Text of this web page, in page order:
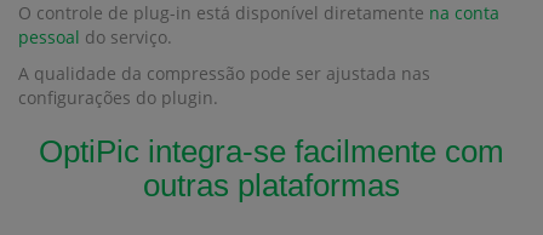
O controle de plug-in está disponível diretamente na conta
pessoal do serviço.
A qualidade da compressão pode ser ajustada nas
configurações do plugin.
OptiPic integra-se facilmente com
outras plataformas